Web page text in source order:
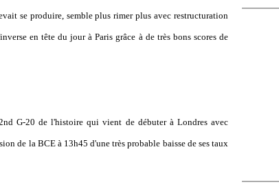
se produire, semble plus rimer plus avec restructuration
en tête du jour à Paris grâce à de très bons scores de
G-20 de l'histoire qui vient de débuter à Londres avec
de la BCE à 13h45 d'une très probable baisse de ses taux